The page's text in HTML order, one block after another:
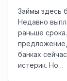
Займы здесь
Недавно
раньше
банках
истерик. Но…